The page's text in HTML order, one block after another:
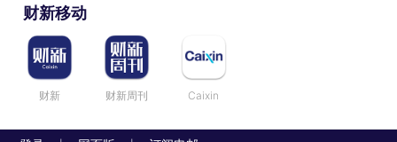
财新移动
财新 财新周刊 Caixin